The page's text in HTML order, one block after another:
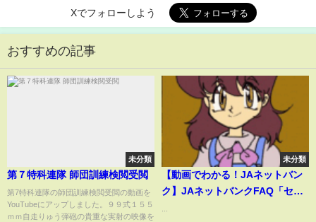
Xでフォローしよう
おすすめの記事
未分類
第７特科連隊 師団訓練検閲受閲
第7特科連隊の師団訓練検閲受閲の動画を
YouTubeにアップしました。９９式１５５
ｍｍ自走りゅう弾砲の貴重な実射の映像を
未分類
【動画でわかる！JAネットバン
ク】JAネットバンクFAQ「セキ